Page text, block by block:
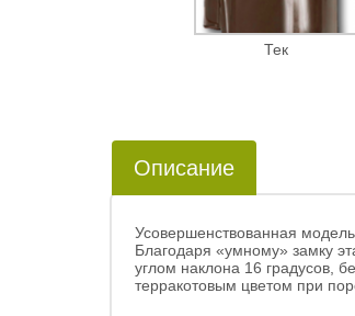
Тек
Описание
Усовершенствованная
Благодаря «умному» замку
углом наклона 16 градусов,
терракотовым цветом при